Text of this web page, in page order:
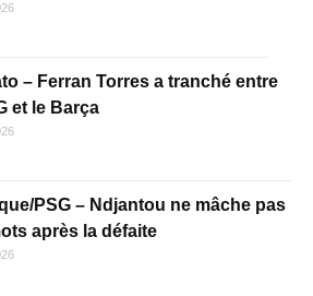
– Ferran Torres a tranché entre
et le Barça
PSG – Ndjantou ne mâche pas
après la défaite